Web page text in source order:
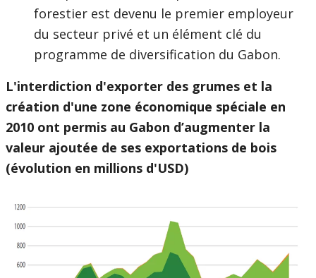
forestier est devenu le premier employeur
du secteur privé et un élément clé du
programme de diversification du Gabon.
L'interdiction d'exporter des grumes et la
création d'une zone économique spéciale en
2010 ont permis au Gabon d’augmenter la
valeur ajoutée de ses exportations de bois
(évolution en millions d'USD)